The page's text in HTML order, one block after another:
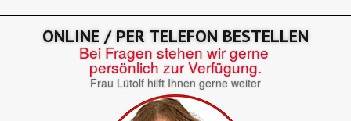
ONLINE / PER TELEFON BESTELLEN
Bei Fragen stehen wir gerne
persönlich zur Verfügung.
Frau Lütolf hilft Ihnen gerne weiter